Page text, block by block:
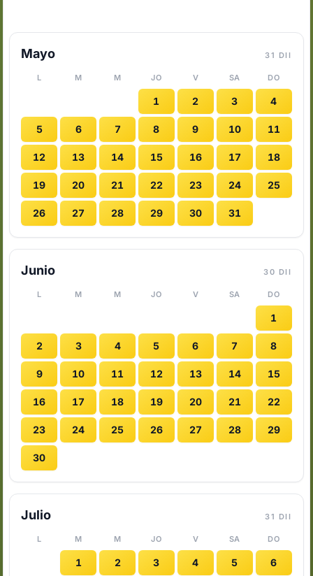
Mayo 31 DII
L M M JO V SA DO
1 2 3 4
5 6 7 8 9 10 11
12 13 14 15 16 17 18
19 20 21 22 23 24 25
26 27 28 29 30 31
Junio 30 DII
L M M JO V SA DO
1
2 3 4 5 6 7 8
9 10 11 12 13 14 15
16 17 18 19 20 21 22
23 24 25 26 27 28 29
30
Julio 31 DII
L M M JO V SA DO
1 2 3 4 5 6